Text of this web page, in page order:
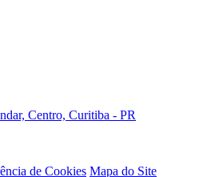
Centro, Curitiba - PR
de Cookies Mapa do Site